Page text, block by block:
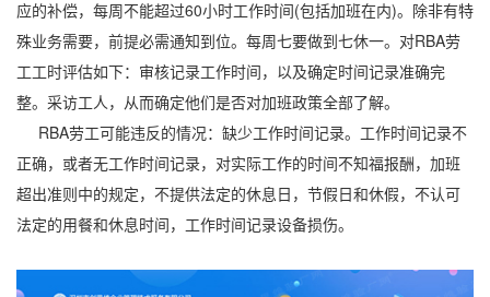
应的补偿，每周不能超过60小时工作时间(包括加班在内)。除非有特
殊业务需要，前提必需通知到位。每周七要做到七休一。对RBA劳
工工时评估如下：审核记录工作时间，以及确定时间记录准确完
整。采访工人，从而确定他们是否对加班政策全部了解。
RBA劳工可能违反的情况：缺少工作时间记录。工作时间记录不
正确，或者无工作时间记录，对实际工作的时间不知福报酬，加班
超出准则中的规定，不提供法定的休息日，节假日和休假，不认可
法定的用餐和休息时间，工作时间记录设备损伤。